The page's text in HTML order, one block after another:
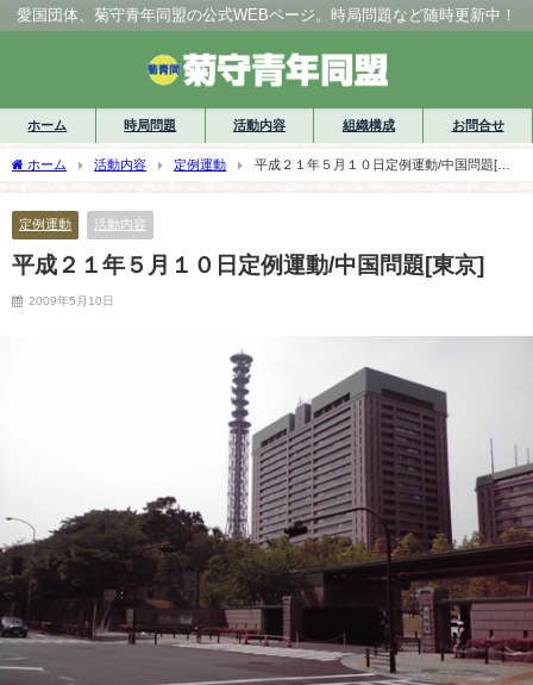
愛国団体、菊守青年同盟の公式WEBページ。時局問題など随時更新中！
ホーム 時局問題 活動内容 組織構成 お問合せ
ホーム 活動内容 定例運動
平成２１年５月１０日定例運動/中国問題[東
定例運動 活動内容
平成２１年５月１０日定例運動/中国問題[東京]
2009年5月10日